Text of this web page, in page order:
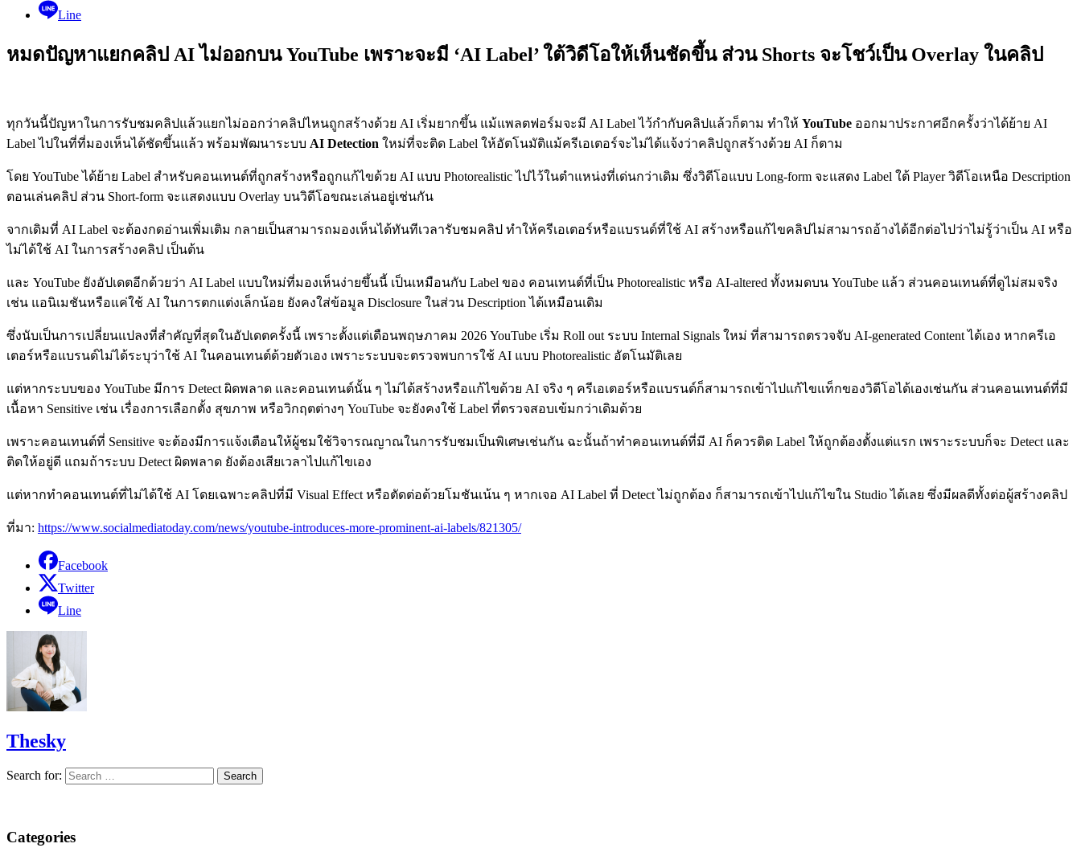
Line
หมดปัญหาแยกคลิป AI ไม่ออกบน YouTube เพราะจะมี ‘AI Label’ ใต้วิดีโอให้เห็นชัดขึ้น ส่วน Shorts จะโชว์เป็น Overlay ในคลิป
ทุกวันนี้ปัญหาในการรับชมคลิปแล้วแยกไม่ออกว่าคลิปไหนถูกสร้างด้วย AI เริ่มยากขึ้น แม้แพลตฟอร์มจะมี AI Label ไว้กำกับคลิปแล้วก็ตาม ทำให้ YouTube ออกมาประกาศอีกครั้งว่าได้ย้าย AI
Label ไปในที่ที่มองเห็นได้ชัดขึ้นแล้ว พร้อมพัฒนาระบบ AI Detection ใหม่ที่จะติด Label ให้อัตโนมัติแม้ครีเอเตอร์จะไม่ได้แจ้งว่าคลิปถูกสร้างด้วย AI ก็ตาม
โดย YouTube ได้ย้าย Label สำหรับคอนเทนต์ที่ถูกสร้างหรือถูกแก้ไขด้วย AI แบบ Photorealistic ไปไว้ในตำแหน่งที่เด่นกว่าเดิม ซึ่งวิดีโอแบบ Long-form จะแสดง Label ใต้ Player วิดีโอเหนือ Description
ตอนเล่นคลิป ส่วน Short-form จะแสดงแบบ Overlay บนวิดีโอขณะเล่นอยู่เช่นกัน
จากเดิมที่ AI Label จะต้องกดอ่านเพิ่มเติม กลายเป็นสามารถมองเห็นได้ทันทีเวลารับชมคลิป ทำให้ครีเอเตอร์หรือแบรนด์ที่ใช้ AI สร้างหรือแก้ไขคลิปไม่สามารถอ้างได้อีกต่อไปว่าไม่รู้ว่าเป็น AI หรือ
ไม่ได้ใช้ AI ในการสร้างคลิป เป็นต้น
และ YouTube ยังอัปเดตอีกด้วยว่า AI Label แบบใหม่ที่มองเห็นง่ายขึ้นนี้ เป็นเหมือนกับ Label ของ คอนเทนต์ที่เป็น Photorealistic หรือ AI-altered ทั้งหมดบน YouTube แล้ว ส่วนคอนเทนต์ที่ดูไม่สมจริง
เช่น แอนิเมชันหรือแค่ใช้ AI ในการตกแต่งเล็กน้อย ยังคงใส่ข้อมูล Disclosure ในส่วน Description ได้เหมือนเดิม
ซึ่งนับเป็นการเปลี่ยนแปลงที่สำคัญที่สุดในอัปเดตครั้งนี้ เพราะตั้งแต่เดือนพฤษภาคม 2026 YouTube เริ่ม Roll out ระบบ Internal Signals ใหม่ ที่สามารถตรวจจับ AI-generated Content ได้เอง หากครีเอ
เตอร์หรือแบรนด์ไม่ได้ระบุว่าใช้ AI ในคอนเทนต์ด้วยตัวเอง เพราะระบบจะตรวจพบการใช้ AI แบบ Photorealistic อัตโนมัติเลย
แต่หากระบบของ YouTube มีการ Detect ผิดพลาด และคอนเทนต์นั้น ๆ ไม่ได้สร้างหรือแก้ไขด้วย AI จริง ๆ ครีเอเตอร์หรือแบรนด์ก็สามารถเข้าไปแก้ไขแท็กของวิดีโอได้เองเช่นกัน ส่วนคอนเทนต์ที่มี
เนื้อหา Sensitive เช่น เรื่องการเลือกตั้ง สุขภาพ หรือวิกฤตต่างๆ YouTube จะยังคงใช้ Label ที่ตรวจสอบเข้มกว่าเดิมด้วย
เพราะคอนเทนต์ที่ Sensitive จะต้องมีการแจ้งเตือนให้ผู้ชมใช้วิจารณญาณในการรับชมเป็นพิเศษเช่นกัน ฉะนั้นถ้าทำคอนเทนต์ที่มี AI ก็ควรติด Label ให้ถูกต้องตั้งแต่แรก เพราะระบบก็จะ Detect และ
ติดให้อยู่ดี แถมถ้าระบบ Detect ผิดพลาด ยังต้องเสียเวลาไปแก้ไขเอง
แต่หากทำคอนเทนต์ที่ไม่ได้ใช้ AI โดยเฉพาะคลิปที่มี Visual Effect หรือตัดต่อด้วยโมชันเน้น ๆ หากเจอ AI Label ที่ Detect ไม่ถูกต้อง ก็สามารถเข้าไปแก้ไขใน Studio ได้เลย ซึ่งมีผลดีทั้งต่อผู้สร้างคลิป
ที่มา: https://www.socialmediatoday.com/news/youtube-introduces-more-prominent-ai-labels/821305/
Facebook
Twitter
Line
Thesky
Search for:
Categories